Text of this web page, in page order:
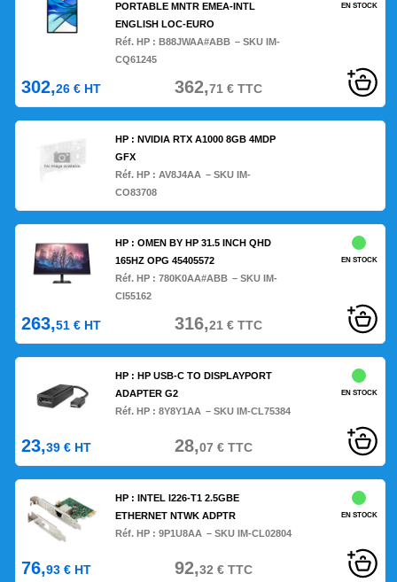
PORTABLE MNTR EMEA-INTL
ENGLISH LOC-EURO
Réf. HP :B88JWAA#ABB – SKU IM-
CQ61245
EN STOCK
302,26 € HT 362,71 €TTC
HP : NVIDIA RTX A1000 8GB 4MDP
GFX
Réf. HP :AV8J4AA – SKU IM-
CO83708
HP : OMEN BY HP 31.5 INCH QHD
165HZ OPG 45405572
Réf. HP :780K0AA#ABB – SKU IM-
CI55162
EN STOCK
263,51 € HT 316,21 €TTC
HP : HP USB-C TO DISPLAYPORT
ADAPTER G2
Réf. HP :8Y8Y1AA – SKU IM-CL75384
EN STOCK
23,39 € HT 28,07 €TTC
HP : INTEL I226-T1 2.5GBE
ETHERNET NTWK ADPTR
Réf. HP :9P1U8AA – SKU IM-CL02804
EN STOCK
76,93 € HT 92,32 €TTC